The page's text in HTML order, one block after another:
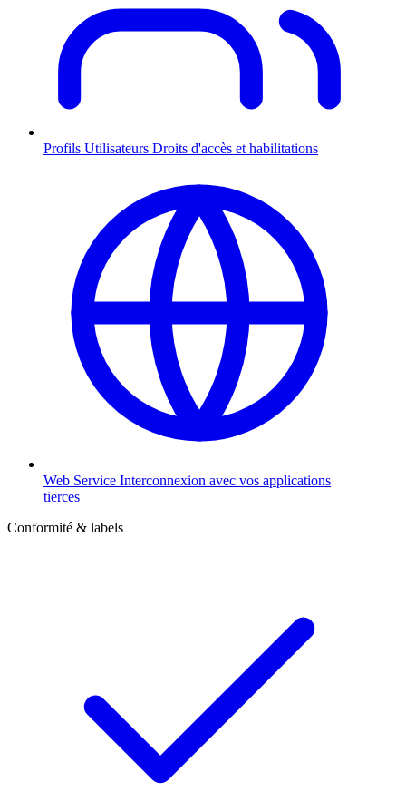
Profils Utilisateurs Droits d'accès et habilitations
Web Service Interconnexion avec vos applications
tierces
Conformité & labels